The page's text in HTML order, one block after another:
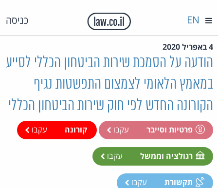
כניסה EN
4 באפריל 2020
הודעה על הסמכת שירות הביטחון הכללי לסייע
במאמץ הלאומי לצמצום התפשטות נגיף
הקורונה החדש לפי חוק שירות הביטחון הכללי
פרטיות וסייבר עקבו קורונה עקבו
רגולציה וממשל עקבו
תקשורת עקבו